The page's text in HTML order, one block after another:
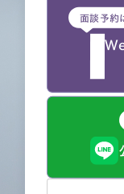
面談予約